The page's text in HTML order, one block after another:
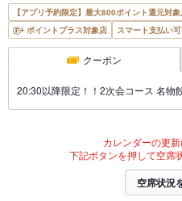
【アプリ予約限定】最大800ポイント還元対
ポイントプラス対象店
スマート支払い可
クーポン
20:30以降限定！！2次会コース 名物
カレンダーの更新
下記ボタンを押して空席
空席状況